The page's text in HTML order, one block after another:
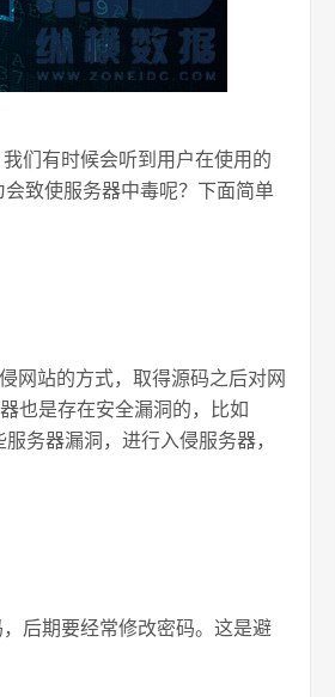
们有时候会听到用户在使用的
致使服务器中毒呢？下面简单
网站的方式，取得源码之后对网
也是存在安全漏洞的，比如
务器漏洞，进行入侵服务器，
后期要经常修改密码。这是避